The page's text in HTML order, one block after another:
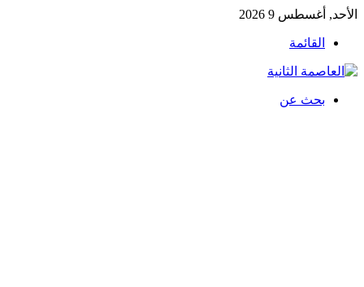
الأحد, أغسطس 9 2026
القائمة
بحث عن